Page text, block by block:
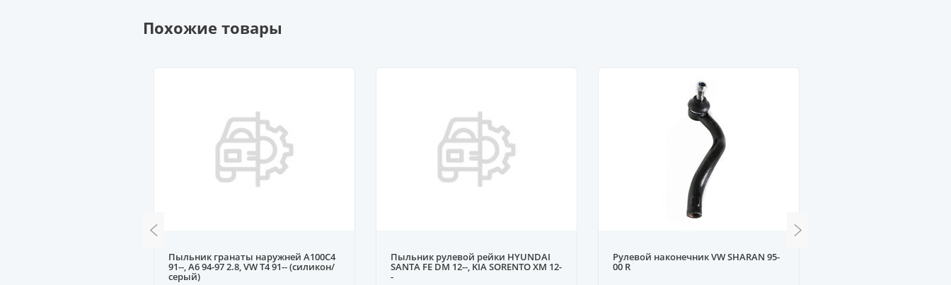
Похожие товары
Пыльник гранаты наружней A100С4
91--, A6 94-97 2.8, VW T4 91-- (силикон/
серый)
Пыльник рулевой рейки HYUNDAI
SANTA FE DM 12--, KIA SORENTO XM 12-
-
Рулевой наконечник VW SHARAN 95-
00 R